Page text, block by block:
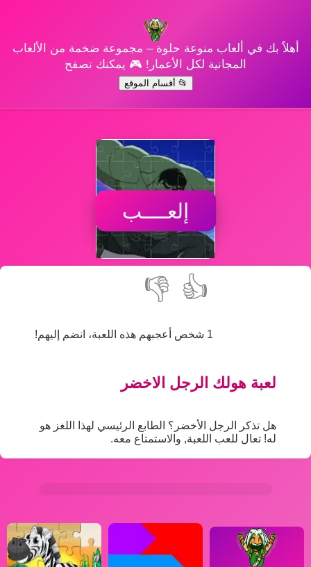
أهلاً بك في ألعاب منوعة حلوة – مجموعة ضخمة من الألعاب
المجانية لكل الأعمار! 🎮 يمكنك تصفح
📂 أقسام الموقع
إلعــــب
👍
👎
1 شخص أعجبهم هذه اللعبة، انضم إليهم!
لعبة هولك الرجل الاخضر
هل تذكر الرجل الأخضر؟ الطابع الرئيسي لهذا اللغز هو
له! تعال للعب اللعبة, والاستمتاع معه.